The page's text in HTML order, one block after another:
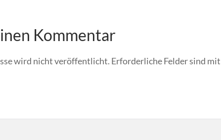
Kommentar
wird nicht veröffentlicht. Erforderliche Felder sind mit